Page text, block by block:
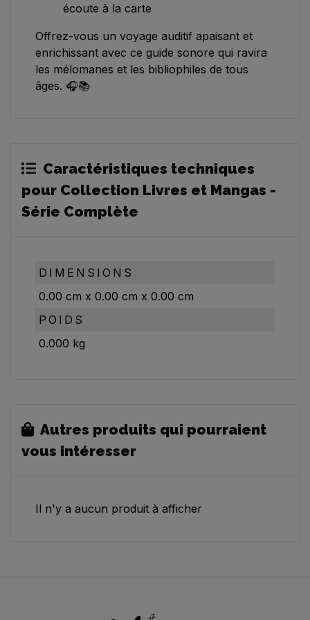
écoute à la carte
Offrez-vous un voyage auditif apaisant et
enrichissant avec ce guide sonore qui ravira
les mélomanes et les bibliophiles de tous
âges. 🎧📚
Caractéristiques techniques
pour Collection Livres et Mangas -
Série Complète
DIMENSIONS
0.00 cm x 0.00 cm x 0.00 cm
POIDS
0.000 kg
Autres produits qui pourraient
vous intéresser
Il n'y a aucun produit à afficher